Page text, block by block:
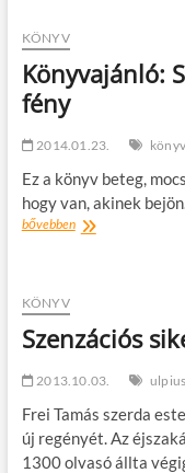
KÖNYV
Könyvajánló:
fény
2014.01.23. könyv
Ez a könyv beteg,
hogy van, akinek
bővebbenKönyvajánló:
KÖNYV
Szenzációs
2013.10.03. ulpius
Frei Tamás szerda
új regényét. Az
1300 olvasó állta